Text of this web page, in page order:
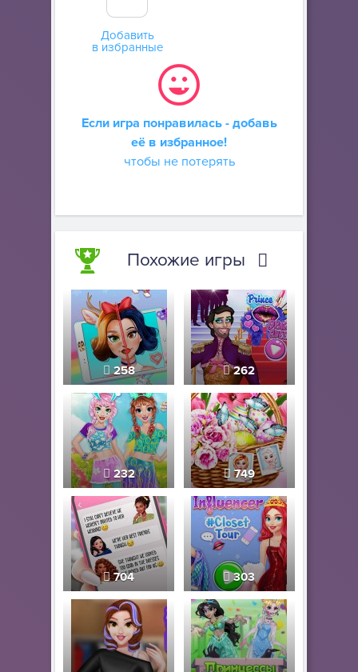
Добавить
в избранные
Если игра понравилась - добавь
её в избранное!
чтобы не потерять
Похожие игры
258 262
232 749
704 303